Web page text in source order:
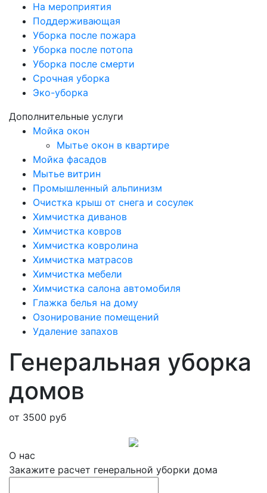
На мероприятия
Поддерживающая
Уборка после пожара
Уборка после потопа
Уборка после смерти
Срочная уборка
Эко-уборка
Дополнительные услуги
Мойка окон
Мытье окон в квартире
Мойка фасадов
Мытье витрин
Промышленный альпинизм
Очистка крыш от снега и сосулек
Химчистка диванов
Химчистка ковров
Химчистка ковролина
Химчистка матрасов
Химчистка мебели
Химчистка салона автомобиля
Глажка белья на дому
Озонирование помещений
Удаление запахов
Генеральная уборка
домов
от 3500 руб
О нас
Закажите расчет генеральной уборки дома